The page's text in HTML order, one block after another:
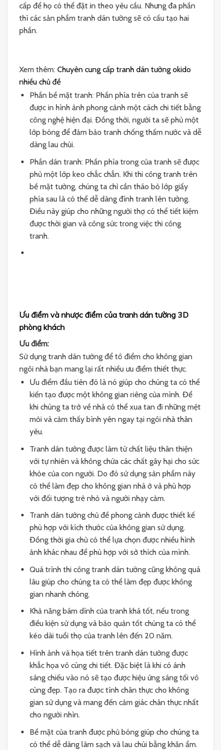
cấp để họ có thể đặt in theo yêu cầu. Nhưng đa phần
thì các sản phẩm tranh dán tường sẽ có cấu tạo hai
phần.
Xem thêm: Chuyên cung cấp tranh dán tường okido
nhiều chủ đề
Phần bề mặt tranh: Phần phía trên của tranh sẽ
được in hình ảnh phong cảnh một cách chi tiết bằng
công nghệ hiện đại. Đồng thời, người ta sẽ phủ một
lớp bóng để đảm bảo tranh chống thấm nước và dễ
dàng lau chùi.
Phần dán tranh: Phần phía trong của tranh sẽ được
phủ một lớp keo chắc chắn. Khi thi công tranh trên
bề mặt tường, chúng ta chỉ cần tháo bỏ lớp giấy
phía sau là có thể dễ dàng đính tranh lên tường.
Điều này giúp cho những người thợ có thể tiết kiệm
được thời gian và công sức trong việc thi công
tranh.
Ưu điểm và nhược điểm của tranh dán tường 3D
phòng khách
Ưu điểm:
Sử dụng tranh dán tường để tô điểm cho không gian
ngôi nhà bạn mang lại rất nhiều ưu điểm thiết thực.
Ưu điểm đầu tiên đó là nó giúp cho chúng ta có thể
kiến tạo được một không gian riêng của mình. Để
khi chúng ta trở về nhà có thể xua tan đi những mệt
mỏi và cảm thấy bình yên ngay tại ngôi nhà thân
yêu.
Tranh dán tường được làm từ chất liệu thân thiện
với tự nhiên và không chứa các chất gây hại cho sức
khỏe của con người. Do đó sử dụng sản phẩm này
có thể làm đẹp cho không gian nhà ở và phù hợp
với đối tượng trẻ nhỏ và người nhạy cảm.
Tranh dán tường chủ đề phong cảnh được thiết kế
phù hợp với kích thước của không gian sử dụng.
Đồng thời gia chủ có thể lựa chọn được nhiều hình
ảnh khác nhau để phù hợp với sở thích của mình.
Quá trình thi công tranh dán tường cũng không quá
lâu giúp cho chúng ta có thể làm đẹp được không
gian nhanh chóng.
Khả năng bám dính của tranh khá tốt, nếu trong
điều kiện sử dụng và bảo quản tốt chúng ta có thể
kéo dài tuổi thọ của tranh lên đến 20 năm.
Hình ảnh và họa tiết trên tranh dán tường được
khắc họa vô cùng chi tiết. Đặc biệt là khi có ánh
sáng chiếu vào nó sẽ tạo được hiệu ứng sáng tối vô
cùng đẹp. Tạo ra được tính chân thực cho không
gian sử dụng và mang đến cảm giác chân thực nhất
cho người nhìn.
Bề mặt của tranh được phủ bóng giúp cho chúng ta
có thể dễ dàng làm sạch và lau chùi bằng khăn ẩm.